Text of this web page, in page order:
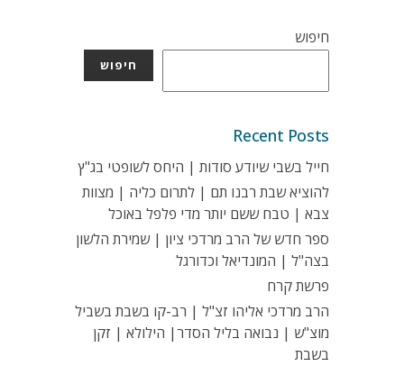
חיפוש
חיפוש
Recent Posts
חייל בשבי שיודע סודות | היחס לשופטי בג"ץ
להוציא שבת רבנו תם | לתרום כליה | מצוות
צבא | טבח ששם יותר מדי פלפל באוכל
ספר חדש של הרב מרדכי ציון | שמירת הלשון
בצה"ל | המונדיאל וכדורגל
פרשת קרח
הרב מרדכי אליהו זצ"ל | רב-קו בשבת בשביל
מוצ"ש | נבואה בליל הסדר| הילולא | זקן
בשבת